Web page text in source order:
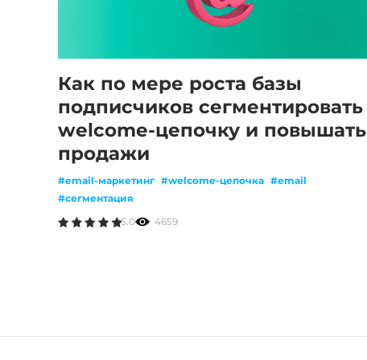
Как по мере роста базы
подписчиков сегментировать
welcome-цепочку и повышать
продажи
#email-маркетинг #welcome-цепочка #email
#сегментация
5.0
4659